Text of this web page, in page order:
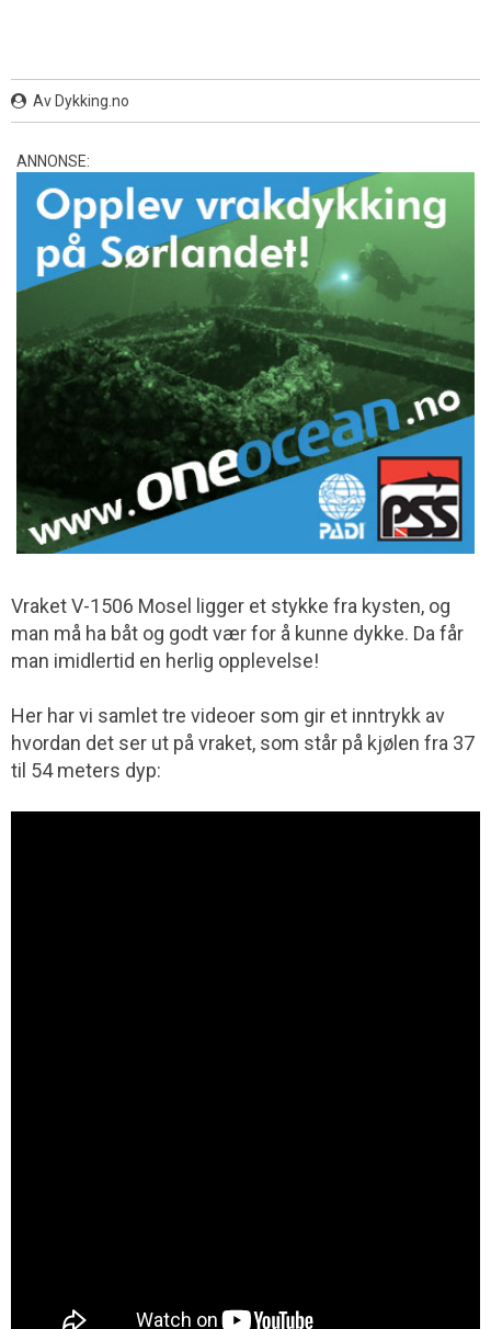
Av Dykking.no
ANNONSE:
Vraket V-1506 Mosel ligger et stykke fra kysten, og
man må ha båt og godt vær for å kunne dykke. Da får
man imidlertid en herlig opplevelse!
Her har vi samlet tre videoer som gir et inntrykk av
hvordan det ser ut på vraket, som står på kjølen fra 37
til 54 meters dyp: